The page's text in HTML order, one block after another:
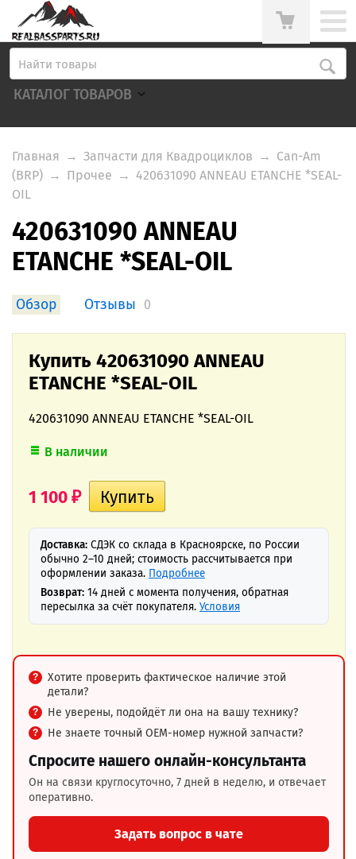
КАТАЛОГ ТОВАРОВ
Главная → Запчасти для Квадроциклов → Can-Am
(BRP) → Прочее → 420631090 ANNEAU ETANCHE *SEAL-
OIL
420631090 ANNEAU
ETANCHE *SEAL-OIL
Обзор Отзывы 0
Купить 420631090 ANNEAU
ETANCHE *SEAL-OIL
420631090 ANNEAU ETANCHE *SEAL-OIL
В наличии
1 100 ₽
Доставка: СДЭК со склада в Красноярске, по России
обычно 2–10 дней; стоимость рассчитывается при
оформлении заказа. Подробнее
Возврат: 14 дней с момента получения, обратная
пересылка за счёт покупателя. Условия
Хотите проверить фактическое наличие этой
детали?
Не уверены, подойдёт ли она на вашу технику?
Не знаете точный OEM-номер нужной запчасти?
Спросите нашего онлайн-консультанта
Он на связи круглосуточно, 7 дней в неделю, и отвечает
оперативно.
Задать вопрос в чате